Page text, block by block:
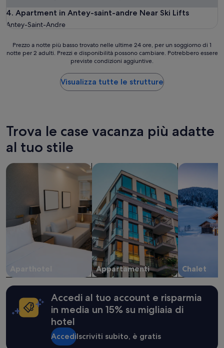
4. Apartment in Antey-saint-andre Near Ski Lifts
Apartment in Antey-saint-andre Near Ski Lifts
Antey-Saint-Andre
Prezzo
a
ore,
per
un
soggiorno
di
1
Prezzi
disponibilità
cambiare.
essere
previste
condizioni
aggiuntive.
Prezzo a notte più basso trovato nelle ultime 24 ore, per un soggiorno di 1
notte per 2 adulti. Prezzi e disponibilità possono cambiare. Potrebbero essere
previste condizioni aggiuntive.
Visualizza tutte le strutture
Trova le case vacanza più adatte
al tuo stile
Aparthotel
cerca aparthotel
Appartamenti
cerca appartamenti
Chalet
cerca chalet
Accedi al tuo account e risparmia
in media un 15% su migliaia di
hotel
AccediIscriviti subito, è gratis